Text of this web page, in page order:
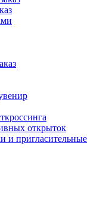
открыток
и пригласительные